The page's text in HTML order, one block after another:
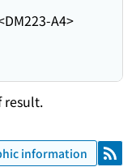
A4>
result.
information RSS